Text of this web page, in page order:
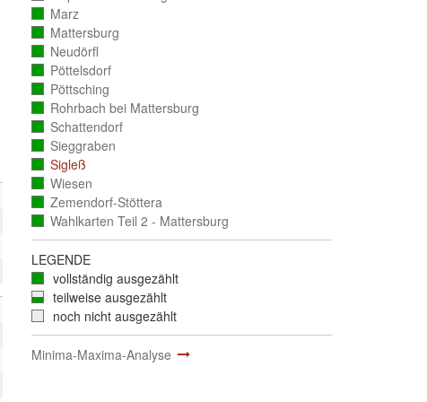
ausgezählt)
Marz
(vollständig
ausgezählt)
Mattersburg
(vollständig
ausgezählt)
Neudörfl
(vollständig
ausgezählt)
Pöttelsdorf
(vollständig
ausgezählt)
Pöttsching
(vollständig
ausgezählt)
Rohrbach bei Mattersburg
(vollständig
ausgezählt)
Schattendorf
(vollständig
ausgezählt)
Sieggraben
(vollständig
ausgezählt)
Sigleß
(vollständig
ausgezählt)
Wiesen
(vollständig
ausgezählt)
Zemendorf-Stöttera
(vollständig
ausgezählt)
Wahlkarten Teil 2 - Mattersburg
(vollständig
LEGENDE
vollständig ausgezählt
teilweise ausgezählt
noch nicht ausgezählt
Minima-Maxima-Analyse